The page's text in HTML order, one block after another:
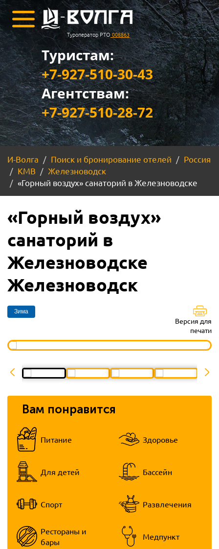
Туроператор РТО 008863
Туристам:
+7-927-510-30-43
Агентствам:
+7-927-510-28-72
И-Волга Поиск и бронирование отелей
Россия
КМВ
Железноводск
«Горный воздух» санаторий в Железноводске
«Горный воздух»
санаторий в
Железноводске
Железноводск
Зима
Версия для
печати
Вам понравится
Питание Здоровье
Для детей Бассейн
Спорт Развлечения
Рестораны и
бары
Медпункт